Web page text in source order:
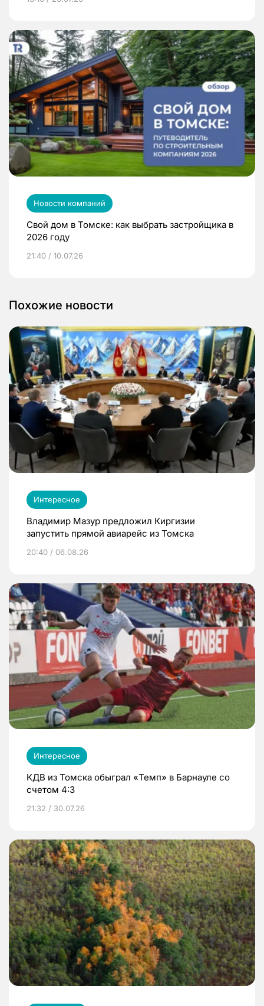
Новости компаний
Свой дом в Томске: как выбрать застройщика в
2026 году
21:40 / 10.07.26
Похожие новости
Интересное
Владимир Мазур предложил Киргизии
запустить прямой авиарейс из Томска
20:40 / 06.08.26
Интересное
КДВ из Томска обыграл «Темп» в Барнауле со
счетом 4:3
21:32 / 30.07.26